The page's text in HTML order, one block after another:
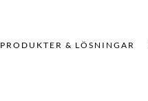
PRODUKTER & LÖSNINGAR